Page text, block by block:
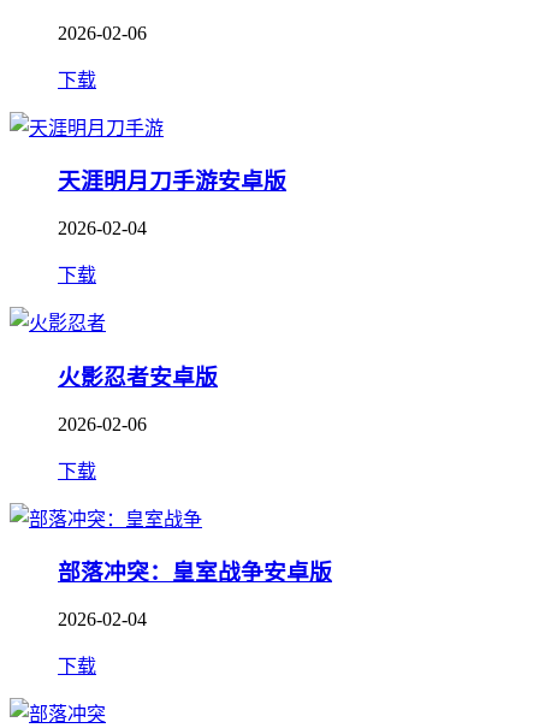
2026-02-06
下载
天涯明月刀手游安卓版
2026-02-04
下载
火影忍者安卓版
2026-02-06
下载
部落冲突：皇室战争安卓版
2026-02-04
下载